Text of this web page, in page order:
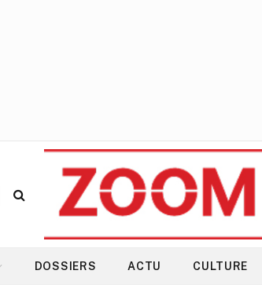
DOSSIERS ACTU CULTURE